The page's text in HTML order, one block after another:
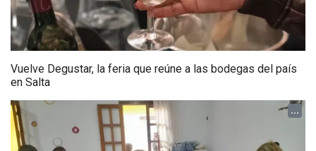
Vuelve Degustar, la feria que reúne a las bodegas del país
en Salta
...